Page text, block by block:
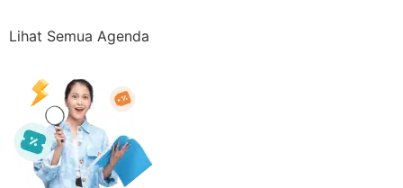
Lihat Semua Agenda